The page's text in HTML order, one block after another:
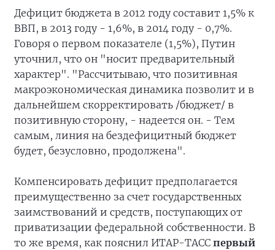
Дефицит бюджета в 2012 году составит 1,5% к
ВВП, в 2013 году - 1,6%, в 2014 году - 0,7%.
Говоря о первом показателе (1,5%), Путин
уточнил, что он "носит предварительный
характер". "Рассчитываю, что позитивная
макроэкономическая динамика позволит и в
дальнейшем скорректировать /бюджет/ в
позитивную сторону, - надеется он. - Тем
самым, линия на бездефицитный бюджет
будет, безусловно, продолжена".
Компенсировать дефицит предполагается
преимущественно за счет государственных
заимствований и средств, поступающих от
приватизации федеральной собственности. В
то же время, как пояснил ИТАР-ТАСС первый